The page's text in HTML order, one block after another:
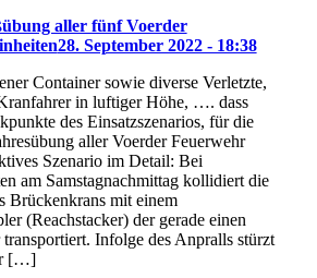
aller fünf Voerder
28. September 2022 - 18:38
Container sowie diverse Verletzte,
in luftiger Höhe, …. dass
des Einsatzszenarios, für die
aller Voerder Feuerwehr
Szenario im Detail: Bei
am Samstagnachmittag kollidiert die
Brückenkrans mit einem
(Reachstacker) der gerade einen
transportiert. Infolge des Anpralls stürzt
[…]